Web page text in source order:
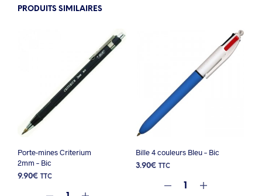
PRODUITS SIMILAIRES
Porte-mines Criterium
2mm – Bic
9.90€ TTC
Bille 4 couleurs Bleu – Bic
3.90€ TTC